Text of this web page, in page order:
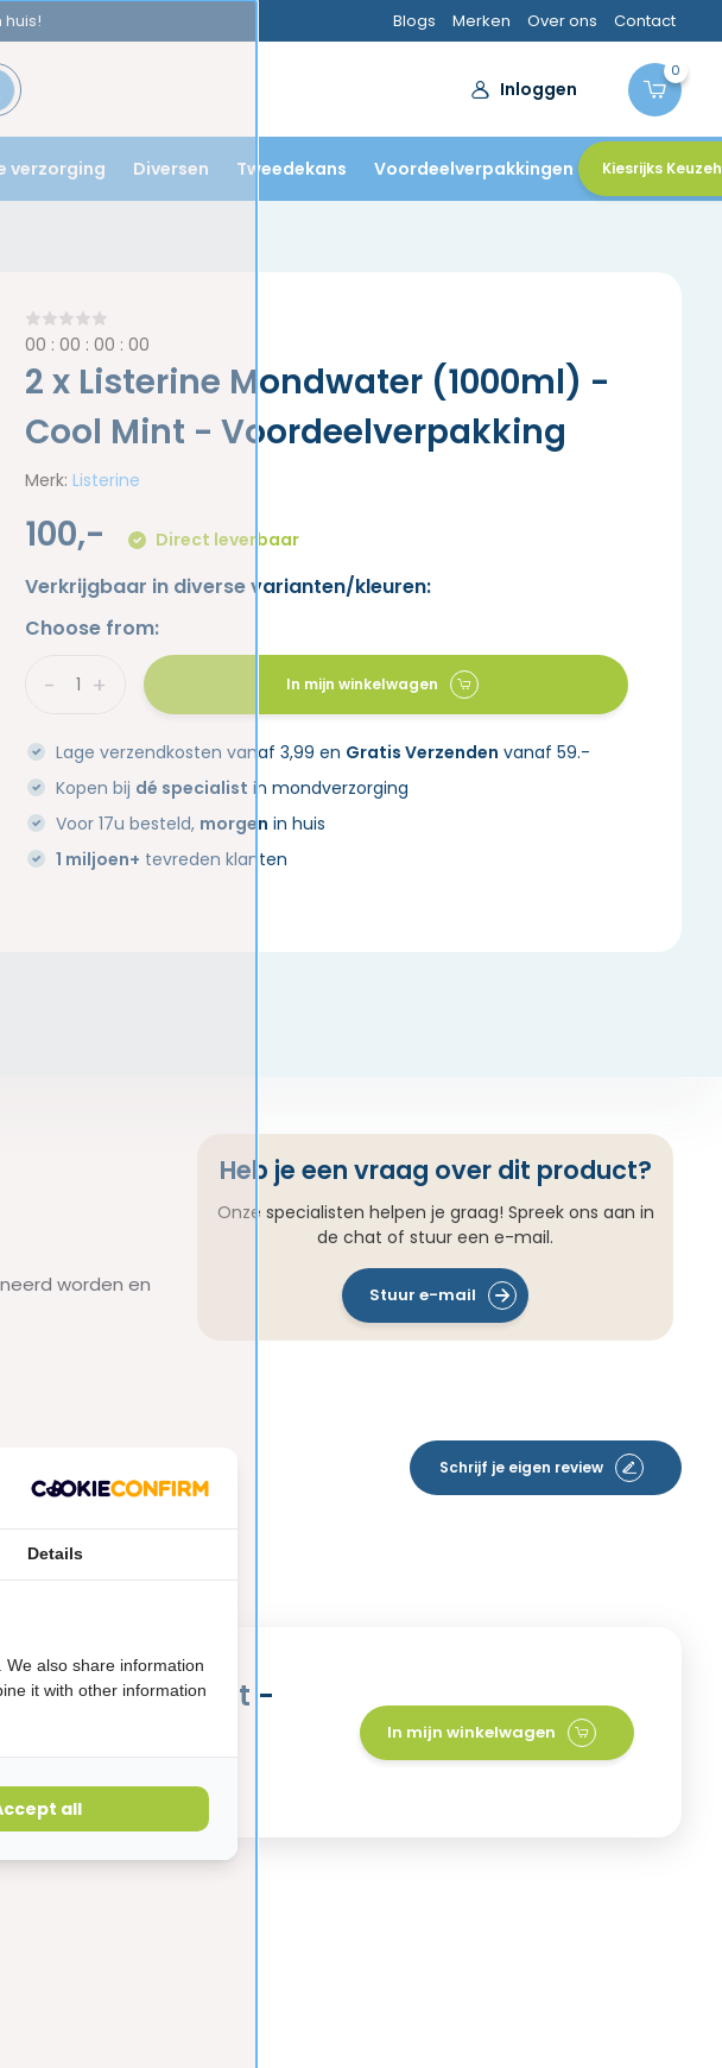
huis! Blogs Merken Over ons Contact
Inloggen
0
verzorging Diversen Tweedekans Voordeelverpakkingen Kiesrijks
00 :00 :00 :00
2 x Listerine Mondwater (1000ml) -
Cool Mint - Voordeelverpakking
Merk: Listerine
100,- Direct leverbaar
Verkrijgbaar in diverse varianten/kleuren:
Choose from:
+
- In mijn winkelwagen
Lage verzendkosten vanaf 3,99 en Gratis Verzenden vanaf 59.-
Kopen bij dé specialist in mondverzorging
Voor 17u besteld, morgen in huis
1 miljoen+ tevreden klanten
worden en
Heb je een vraag over dit product?
Onze specialisten helpen je graag! Spreek ons aan in
de chat of stuur een e-mail.
Stuur e-mail
Schrijf je eigen review
- Cool Mint -
In mijn winkelwagen
Details
also share information
it with other information
all